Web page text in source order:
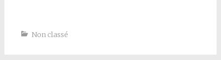
Non classé